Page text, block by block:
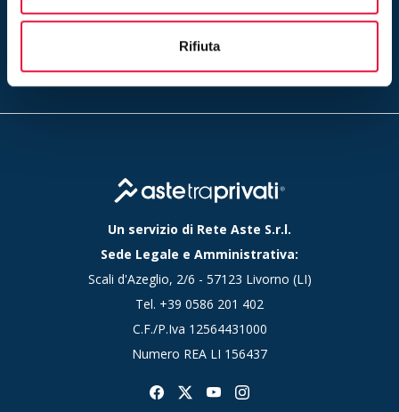
Rifiuta
Inserendo il tuo indirizzo e-mail ed iscrivendoti alla newsletter
Un servizio di Rete Aste S.r.l.
Sede Legale e Amministrativa:
Scali d'Azeglio, 2/6 - 57123 Livorno (LI)
Tel. +39 0586 201 402
C.F./P.Iva 12564431000
Numero REA LI 156437